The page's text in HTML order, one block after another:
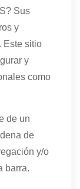
Sus
y
Este sitio
y
como
de un
de
y/o
barra.